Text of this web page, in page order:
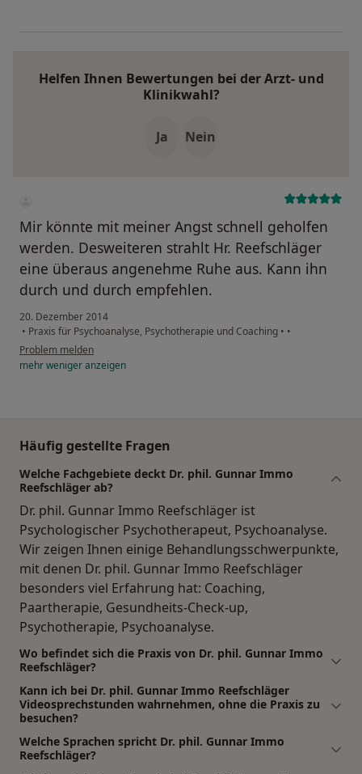
Helfen Ihnen Bewertungen bei der Arzt- und
Klinikwahl?
Ja Nein
Mir könnte mit meiner Angst schnell geholfen
werden. Desweiteren strahlt Hr. Reefschläger
eine überaus angenehme Ruhe aus. Kann ihn
durch und durch empfehlen.
20. Dezember 2014
• Praxis für Psychoanalyse, Psychotherapie und Coaching • •
Problem melden
mehrwenigeranzeigen
Häufig gestellte Fragen
Welche Fachgebiete deckt Dr. phil. Gunnar Immo
Reefschläger ab?
Dr. phil. Gunnar Immo Reefschläger ist
Psychologischer Psychotherapeut, Psychoanalyse.
Wir zeigen Ihnen einige Behandlungsschwerpunkte,
mit denen Dr. phil. Gunnar Immo Reefschläger
besonders viel Erfahrung hat: Coaching,
Paartherapie, Gesundheits-Check-up,
Psychotherapie, Psychoanalyse.
Wo befindet sich die Praxis von Dr. phil. Gunnar Immo
Reefschläger?
Kann ich bei Dr. phil. Gunnar Immo Reefschläger
Videosprechstunden wahrnehmen, ohne die Praxis zu
besuchen?
Welche Sprachen spricht Dr. phil. Gunnar Immo
Reefschläger?